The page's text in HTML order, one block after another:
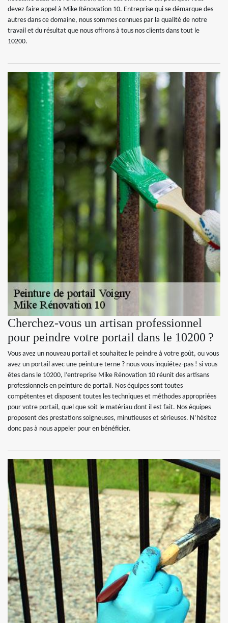
devez faire appel à Mike Rénovation 10. Entreprise qui se démarque des
autres dans ce domaine, nous sommes connues par la qualité de notre
travail et du résultat que nous offrons à tous nos clients dans tout le
10200.
Cherchez-vous un artisan professionnel
pour peindre votre portail dans le 10200 ?
Vous avez un nouveau portail et souhaitez le peindre à votre goût, ou vous
avez un portail avec une peinture terne ? nous vous inquiétez-pas ! si vous
êtes dans le 10200, l’entreprise Mike Rénovation 10 réunit des artisans
professionnels en peinture de portail. Nos équipes sont toutes
compétentes et disposent toutes les techniques et méthodes appropriées
pour votre portail, quel que soit le matériau dont il est fait. Nos équipes
proposent des prestations soigneuses, minutieuses et sérieuses. N’hésitez
donc pas à nous appeler pour en bénéficier.